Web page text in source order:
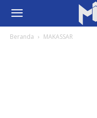
Beranda MAKASSAR